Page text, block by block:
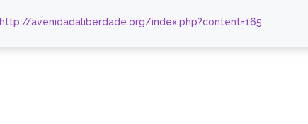
http://avenidadaliberdade.org/index.php?content=165